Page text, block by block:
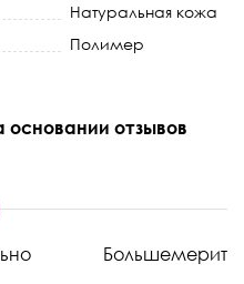
Натуральная кожа
Полимер
отзывов
Большемерит